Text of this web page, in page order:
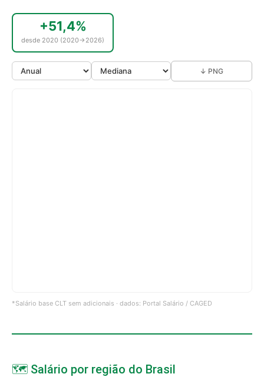
+51,4%
desde 2020 (2020→2026)
↓ PNG
*Salário base CLT sem adicionais · dados: Portal Salário / CAGED
🗺️ Salário por região do Brasil